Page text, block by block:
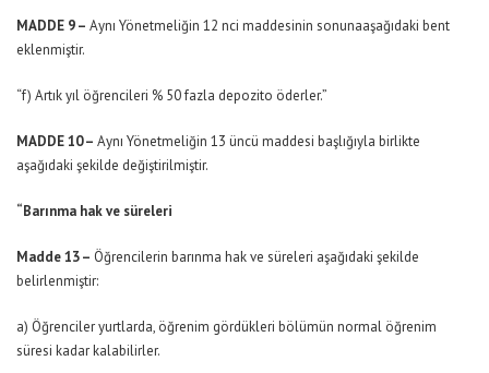
MADDE 9 – Aynı Yönetmeliğin 12 nci maddesinin sonunaaşağıdaki bent
eklenmiştir.
“f) Artık yıl öğrencileri % 50 fazla depozito öderler.”
MADDE 10 – Aynı Yönetmeliğin 13 üncü maddesi başlığıyla birlikte
aşağıdaki şekilde değiştirilmiştir.
“Barınma hak ve süreleri
Madde 13 – Öğrencilerin barınma hak ve süreleri aşağıdaki şekilde
belirlenmiştir:
a) Öğrenciler yurtlarda, öğrenim gördükleri bölümün normal öğrenim
süresi kadar kalabilirler.